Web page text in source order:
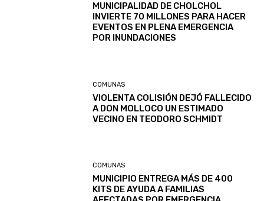
MUNICIPALIDAD DE CHOLCHOL
INVIERTE 70 MILLONES PARA HACER
EVENTOS EN PLENA EMERGENCIA
POR INUNDACIONES
COMUNAS
VIOLENTA COLISIÓN DEJÓ FALLECIDO
A DON MOLLOCO UN ESTIMADO
VECINO EN TEODORO SCHMIDT
COMUNAS
MUNICIPIO ENTREGA MÁS DE 400
KITS DE AYUDA A FAMILIAS